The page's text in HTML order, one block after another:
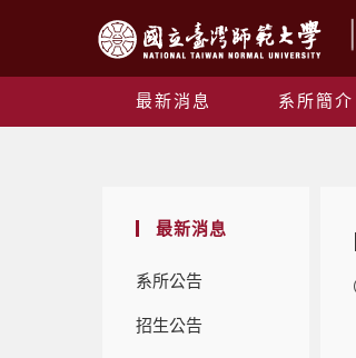
最新消息 系所簡介
最新消息
系所公告
招生公告